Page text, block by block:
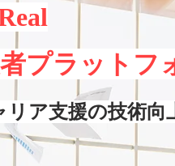
プラットフ
リア支援の技術